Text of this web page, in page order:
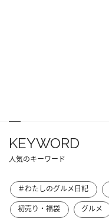
KEYWORD
人気のキーワード
＃わたしのグルメ日記
初売り・福袋
グルメ